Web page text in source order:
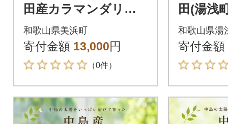
田産カラマンダリン
約5kg(サイズおまか
せ)【美浜町】
和歌山県美浜町
寄付金額 13,000円
（0件）
田(湯浅
ダリン
混合 ご
和歌山県湯
寄付金額